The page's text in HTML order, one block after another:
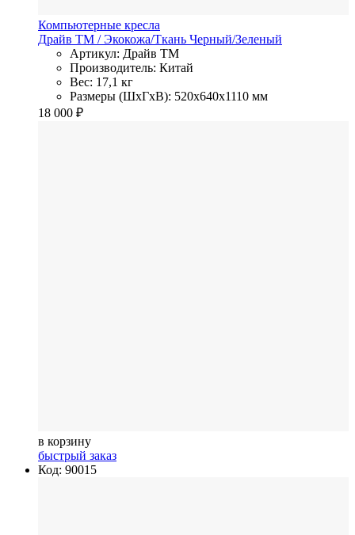
Компьютерные кресла
Драйв ТМ / Экокожа/Ткань Черный/Зеленый
Артикул: Драйв ТМ
Производитель: Китай
Вес: 17,1 кг
Размеры (ШхГхВ): 520x640x1110 мм
18 000 ₽
в корзину
быстрый заказ
Код: 90015